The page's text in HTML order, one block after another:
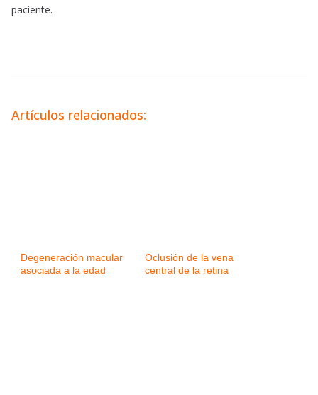
paciente.
Artículos relacionados:
Degeneración macular
asociada a la edad
Oclusión de la vena
central de la retina